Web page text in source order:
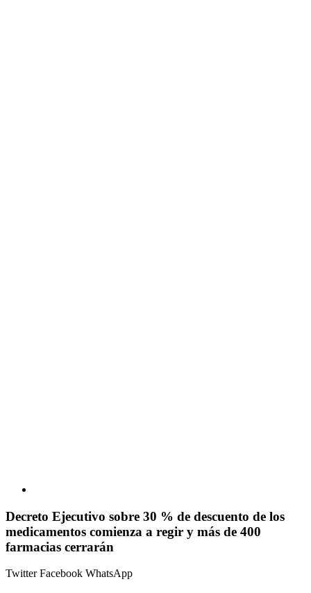
Decreto Ejecutivo sobre 30 % de descuento de los
medicamentos comienza a regir y más de 400
farmacias cerrarán
TwitterFacebook WhatsApp